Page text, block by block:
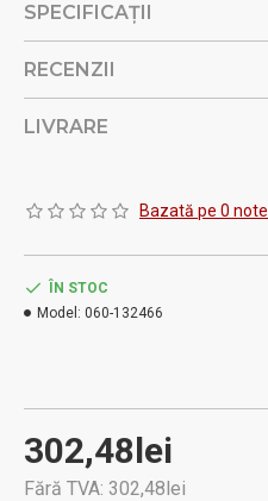
SPECIFICAŢII
RECENZII
LIVRARE
Bazată pe 0 note.
302,48lei
Fără TVA: 302,48lei
ÎN STOC
Model: 060-132466